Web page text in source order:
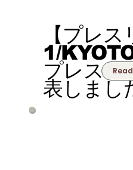
【プレス
1/
プレスリ
表しまし